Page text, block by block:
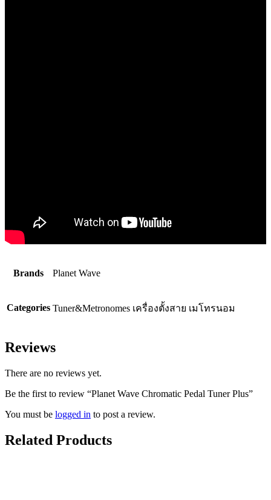
Brands Planet Wave
Categories Tuner&Metronomes เครื่องตั้งสาย เมโทรนอม
Reviews
There are no reviews yet.
Be the first to review “Planet Wave Chromatic Pedal Tuner Plus”
You must be logged in to post a review.
Related Products